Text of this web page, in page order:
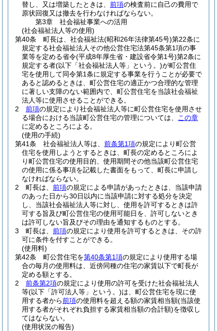
替し、又は増築したときは、 前項の検査前に自己の費用で
原状回復又は撤去を行わなければならない。
第3章
社会福祉事業への活用
(社会福祉法人等の使用)
第40条
町長は、社会福祉法(昭和26年法律第45号)第22条に
規定する社会福祉法人その他公営住宅法第45条第1項の事
業等を定める省令(平成8年厚生省・建設省令第1号)第2条に
規定する者(以下「社会福祉法人等」という。)が町公営住
宅を使用して同令第1条に規定する事業を行うことが必要で
あると認めるときは、町公営住宅の適正かつ合理的な管理
に著しい支障のない範囲内で、町公営住宅を当該社会福祉
法人等に使用させることができる。
2
前項の規定により社会福祉法人等に町公営住宅を使用させ
る場合における当該町公営住宅の管理については、
この章
に定めるところによる。
(使用の手続)
第41条
社会福祉法人等は、 前条第1項の規定により町公営
住宅を使用しようとするときは、町長の定めるところによ
り町公営住宅の使用目的、使用期間その他当該町公営住宅
の使用に係る事項を記載した書面をもって、町長に申請し
なければならない。
2
町長は、 前項の規定による申請があったときは、当該申請
のあった日から30日以内に当該申請に対する処分を決定
し、当該社会福祉法人等に対し、使用を許可するときは許
可する旨及び町公営住宅の使用可能日を、許可しないとき
は許可しない旨及びその理由を通知するものとする。
3
町長は、 前項の規定により使用を許可するときは、その許
可に条件を付すことができる。
(使用料)
第42条
町公営住宅を第40条第1項の規定により使用する場
合の毎月の使用料は、近傍同種の住宅の家賃以下で町長が
定める額とする。
2
前条第2項の規定により使用の許可を受けた社会福祉法人
等(以下「許可法人等」という。)は、町公営住宅を現に使
用する者から前項の使用料を超える額の家賃相当額(当該使
用する者がそれぞれ負担する家賃相当額の合計額)を徴収し
てはならない。
(使用状況の報告)